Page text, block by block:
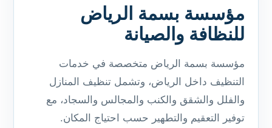
مؤسسة بسمة الرياض
للنظافة والصيانة
مؤسسة بسمة الرياض متخصصة في خدمات
التنظيف داخل الرياض، وتشمل تنظيف المنازل
والفلل والشقق والكنب والمجالس والسجاد، مع
توفير التعقيم والتطهير حسب احتياج المكان.